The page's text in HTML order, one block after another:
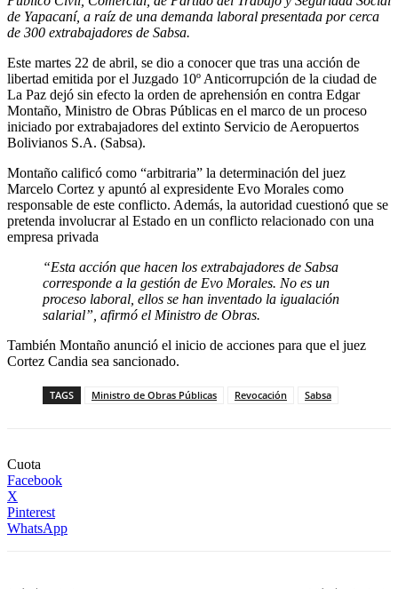
de Yapacaní, a raíz de una demanda laboral presentada por cerca
de 300 extrabajadores de Sabsa.
Este martes 22 de abril, se dio a conocer que tras una acción de
libertad emitida por el Juzgado 10º Anticorrupción de la ciudad de
La Paz dejó sin efecto la orden de aprehensión en contra Edgar
Montaño, Ministro de Obras Públicas en el marco de un proceso
iniciado por extrabajadores del extinto Servicio de Aeropuertos
Bolivianos S.A. (Sabsa).
Montaño calificó como “arbitraria” la determinación del juez
Marcelo Cortez y apuntó al expresidente Evo Morales como
responsable de este conflicto. Además, la autoridad cuestionó que se
pretenda involucrar al Estado en un conflicto relacionado con una
empresa privada
“Esta acción que hacen los extrabajadores de Sabsa
corresponde a la gestión de Evo Morales. No es un
proceso laboral, ellos se han inventado la igualación
salarial”, afirmó el Ministro de Obras.
También Montaño anunció el inicio de acciones para que el juez
Cortez Candia sea sancionado.
TAGS Ministro de Obras Públicas Revocación Sabsa
Cuota
Facebook
X
Pinterest
WhatsApp